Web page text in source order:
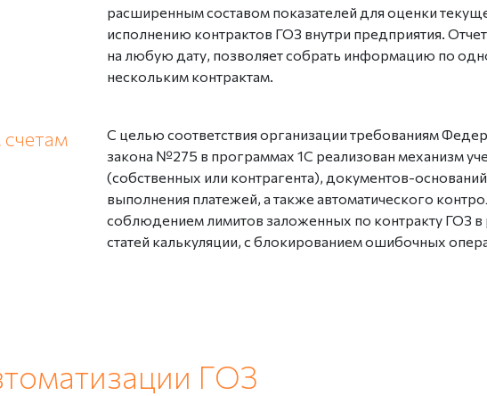
расширенным составом показателей для оценки
исполнению контрактов ГОЗ внутри предприятия.
на любую дату, позволяет собрать информацию по
нескольким контрактам.
С целью соответствия организации требованиям
закона №275 в программах 1С реализован механизм
(собственных или контрагента), документов-
выполнения платежей, а также автоматического
соблюдением лимитов заложенных по контракту ГОЗ в
статей калькуляции, с блокированием ошибочных
ГОЗ